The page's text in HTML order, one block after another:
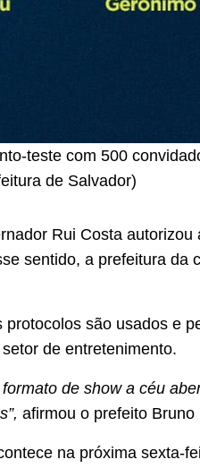
teste com 500
de Salvador)
Rui Costa
sentido, a prefeitura da
são usados e
de entretenimento.
de show a céu
afirmou o prefeito Bruno
na próxima sexta-